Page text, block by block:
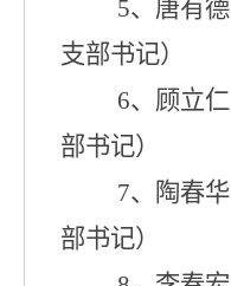
5、唐有德
支部书记）
6、顾立仁
部书记）
7、陶春华
部书记）